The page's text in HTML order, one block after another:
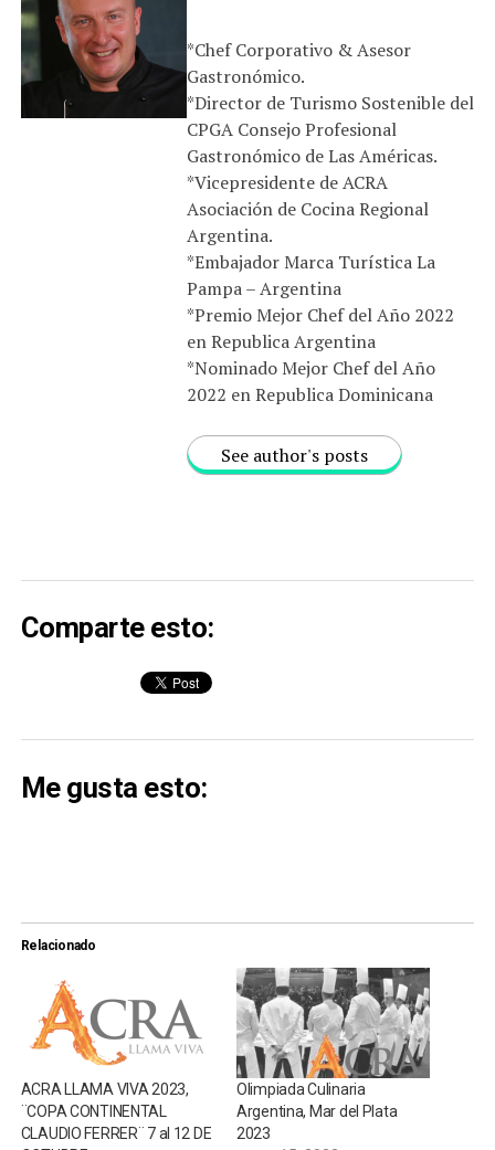
*Chef Corporativo & Asesor
Gastronómico.
*Director de Turismo Sostenible del
CPGA Consejo Profesional
Gastronómico de Las Américas.
*Vicepresidente de ACRA
Asociación de Cocina Regional
Argentina.
*Embajador Marca Turística La
Pampa – Argentina
*Premio Mejor Chef del Año 2022
en Republica Argentina
*Nominado Mejor Chef del Año
2022 en Republica Dominicana
See author's posts
Comparte esto:
Me gusta esto:
Relacionado
ACRA LLAMA VIVA 2023,
¨COPA CONTINENTAL
CLAUDIO FERRER¨ 7 al 12 DE
Olimpiada Culinaria
Argentina, Mar del Plata
2023